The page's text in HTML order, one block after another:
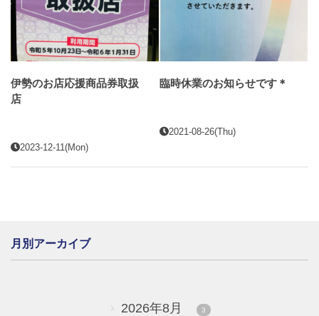
伊勢のお店応援商品券取扱
店
2023-12-11(Mon)
臨時休業のお知らせです＊
2021-08-26(Thu)
月別アーカイブ
2026年8月 3